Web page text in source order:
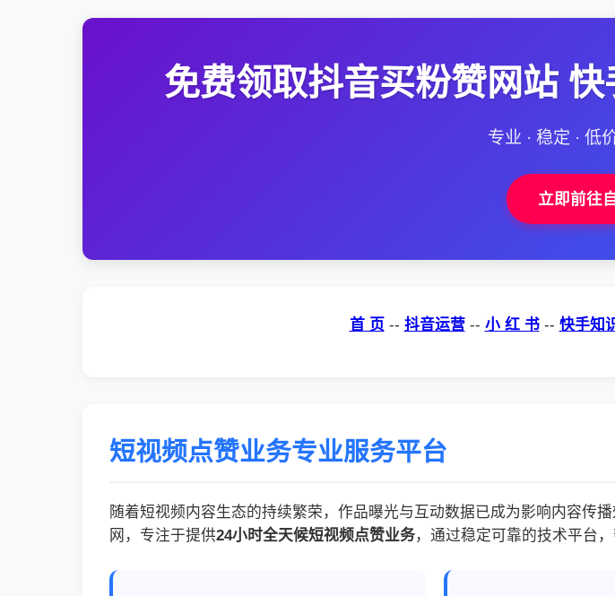
免费领取抖音买粉赞网站
专业 · 稳定 · 低
立即前往
首 页 -- 抖音运营-- 小 红 书-- 快手知
短视频点赞业务专业服务平台
随着短视频内容生态的持续繁荣，作品曝光与互动数据已成为影响内容传
网，专注于提供24小时全天候短视频点赞业务，通过稳定可靠的技术平台